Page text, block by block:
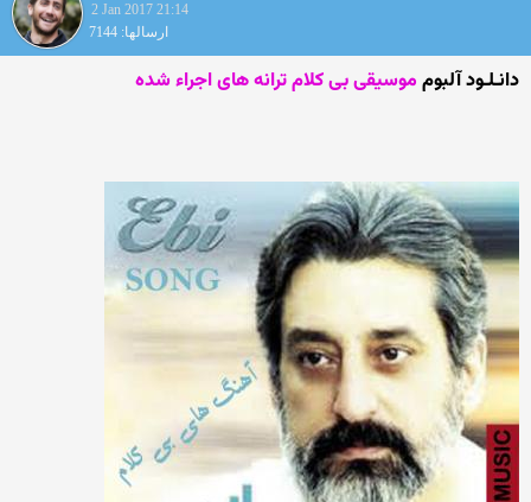
2 Jan 2017 21:14
ارسالها: 7144
دانـلـود آلبوم موسیقی بی کلام ترانه های اجراء شده